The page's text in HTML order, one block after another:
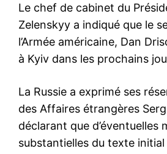
Le chef de cabinet du
Zelenskyy a indiqué que le
l’Armée américaine, Dan
à Kyiv dans les prochains
La Russie a exprimé ses
des Affaires étrangères
déclarant que d’éventuelles
substantielles du texte